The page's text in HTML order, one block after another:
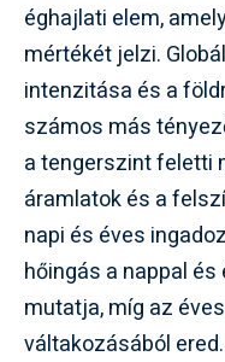
éghajlati elem,
mértékét jelzi.
intenzitása és a
számos más
a tengerszint feletti
áramlatok és a
napi és éves
hőingás a nappal
mutatja, míg az
váltakozásából